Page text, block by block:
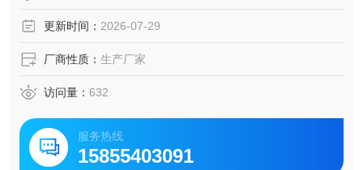
更新时间： 2026-07-29
厂商性质： 生产厂家
访问量： 632
服务热线
15855403091